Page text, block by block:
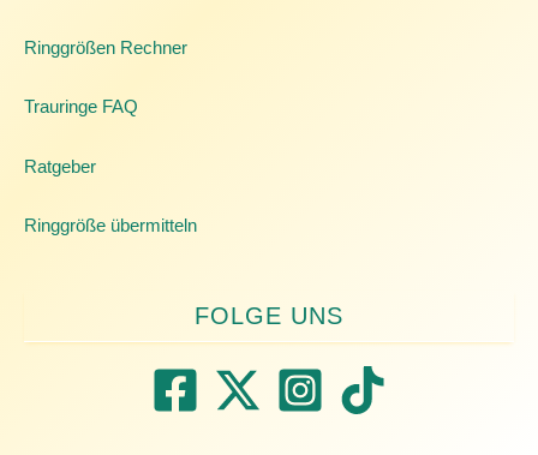
Ringgrößen Rechner
Trauringe FAQ
Ratgeber
Ringgröße übermitteln